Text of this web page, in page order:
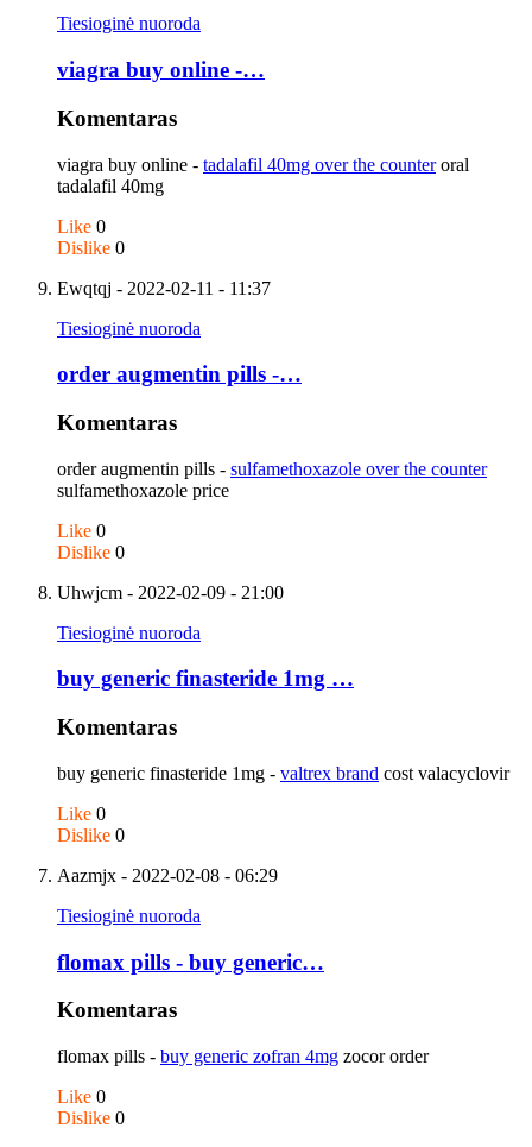
Tiesioginė nuoroda
viagra buy online -…
Komentaras
viagra buy online - tadalafil 40mg over the counteroral
tadalafil 40mg
Like 0
Dislike 0
Ewqtqj - 2022-02-11 - 11:37
Tiesioginė nuoroda
order augmentin pills -…
Komentaras
order augmentin pills - sulfamethoxazole over the counter
sulfamethoxazole price
Like 0
Dislike 0
Uhwjcm - 2022-02-09 - 21:00
Tiesioginė nuoroda
buy generic finasteride 1mg …
Komentaras
buy generic finasteride 1mg - valtrex brand cost valacyclovir
Like 0
Dislike 0
Aazmjx - 2022-02-08 - 06:29
Tiesioginė nuoroda
flomax pills - buy generic…
Komentaras
flomax pills - buy generic zofran 4mg zocor order
Like 0
Dislike 0